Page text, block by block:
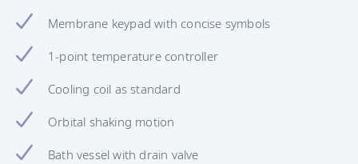
Membrane keypad with concise symbols
1-point temperature controller
Cooling coil as standard
Orbital shaking motion
Bath vessel with drain valve